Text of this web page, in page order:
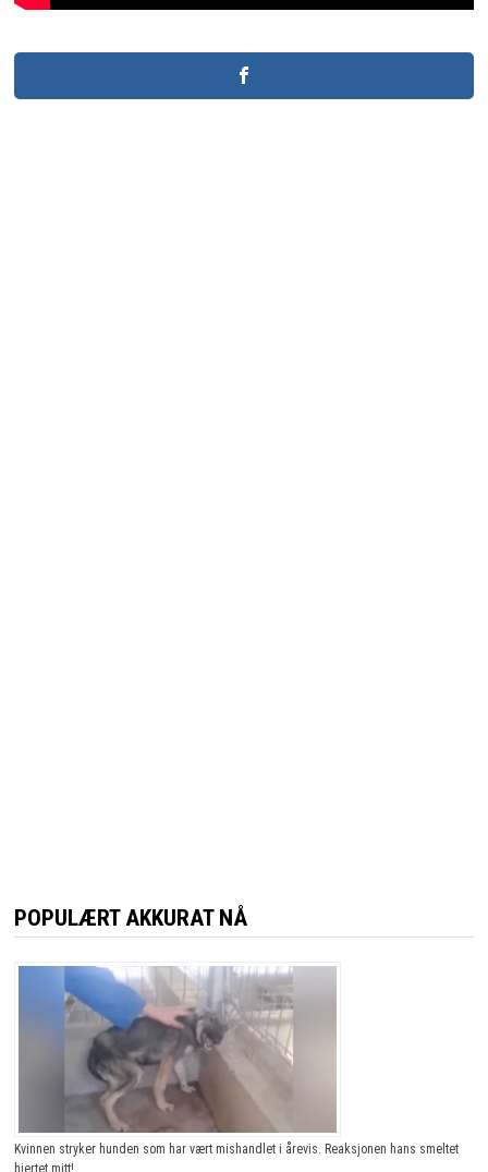
POPULÆRT AKKURAT NÅ
Kvinnen stryker hunden som har vært mishandlet i årevis. Reaksjonen hans smeltet
hjertet mitt!